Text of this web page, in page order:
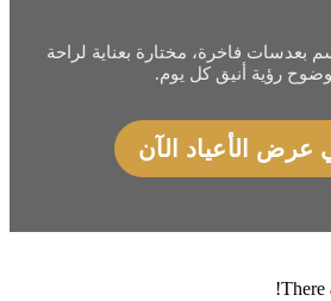
بعدسات فاخرة، مختارة بعناية لراحة
رؤية أنيق كل يوم.
الأعياد الآن
There